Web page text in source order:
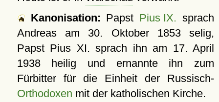
Kanonisation: Papst Pius IX. sprach
Andreas am 30. Oktober 1853selig,
Papst Pius XI. sprach ihn am 17. April
1938heilig und ernannte ihn zum
Fürbitter für die Einheit der Russisch-
Orthodoxen mit der katholischen Kirche.